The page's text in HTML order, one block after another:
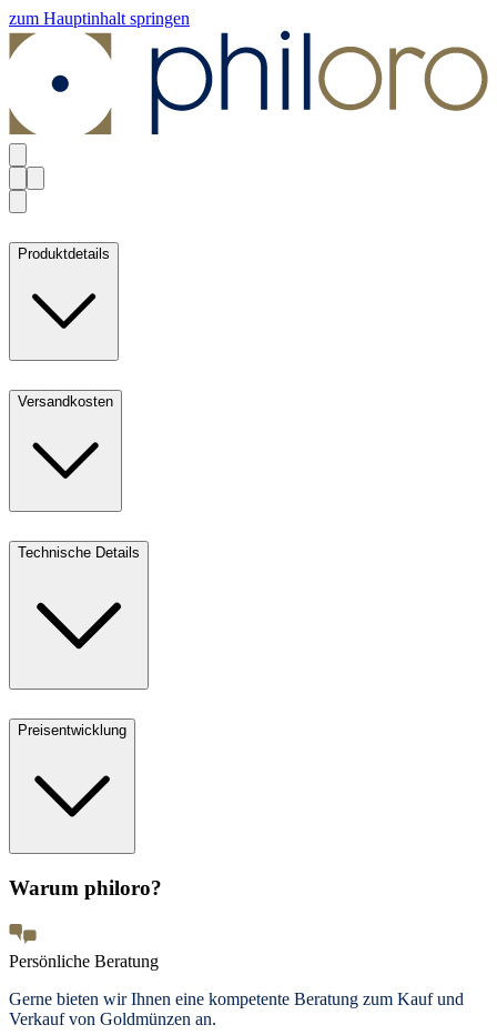
zum Hauptinhalt springen
Produktdetails
Versandkosten
Technische Details
Preisentwicklung
Warum philoro?
Persönliche Beratung
Gerne bieten wir Ihnen eine kompetente Beratung zum Kauf und
Verkauf von Goldmünzen an.